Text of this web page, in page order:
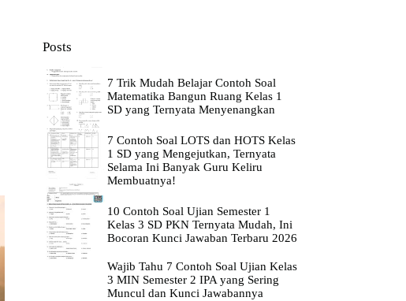
Posts
7 Trik Mudah Belajar Contoh Soal
Matematika Bangun Ruang Kelas 1
SD yang Ternyata Menyenangkan
7 Contoh Soal LOTS dan HOTS Kelas
1 SD yang Mengejutkan, Ternyata
Selama Ini Banyak Guru Keliru
Membuatnya!
10 Contoh Soal Ujian Semester 1
Kelas 3 SD PKN Ternyata Mudah, Ini
Bocoran Kunci Jawaban Terbaru 2026
Wajib Tahu 7 Contoh Soal Ujian Kelas
3 MIN Semester 2 IPA yang Sering
Muncul dan Kunci Jawabannya